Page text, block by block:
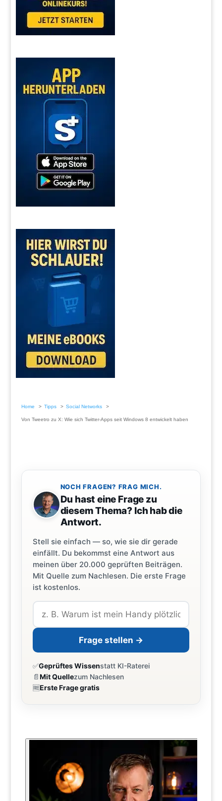
Home Tipps Social Networks
Von Tweetro zu X: Wie sich Twitter-Apps seit Windows 8 entwickelt haben
NOCH FRAGEN? FRAG MICH.
Du hast eine Frage zu
diesem Thema? Ich hab die
Antwort.
Stell sie einfach — so, wie sie dir gerade
einfällt. Du bekommst eine Antwort aus
meinen über 20.000 geprüften Beiträgen.
Mit Quelle zum Nachlesen. Die erste Frage
ist kostenlos.
Frage stellen →
✅Geprüftes Wissenstatt KI-Raterei
📄Mit Quellezum Nachlesen
🆓Erste Frage gratis